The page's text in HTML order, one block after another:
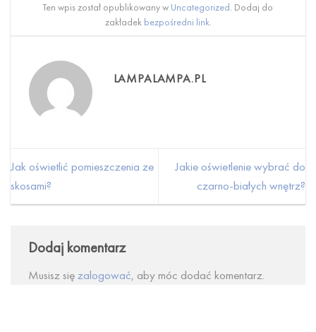
Ten wpis został opublikowany w Uncategorized. Dodaj do
zakładek bezpośredni link.
LAMPALAMPA.PL
Jak oświetlić pomieszczenia ze
skosami?
Jakie oświetlenie wybrać do
czarno-białych wnętrz?
Dodaj komentarz
Musisz sięzalogować, aby móc dodać komentarz.